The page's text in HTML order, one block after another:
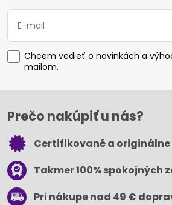
Chcem vedieť o novinkách a
mailom.
Prečo nakúpiť u nás?
Certifikované a
Takmer 100% spokojných
Pri nákupe nad 49 €